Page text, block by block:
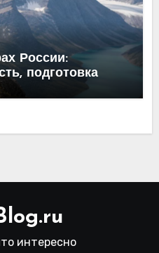
России:
подготовка
интересно